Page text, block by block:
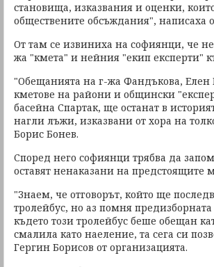
становища, изказвания и оценки,
обществените обсъждания", написаха
От там се извиниха на софиянци, че
жа "кмета" и нейния "екип експерти"
"Обещанията на г-жа Фандъкова, Елен
кметове на райони и общински
басейна Спартак, ще останат в
нагли лъжи, изказвани от хора на
Борис Бонев.
Според него софиянци трябва да
оставят ненаказани на предстоящите
"Знаем, че отговорът, който ще
тролейбус, но аз помня
където този тролейбус беше обещан
смалила като наеление, та сега си
Гергин Борисов от организацията.